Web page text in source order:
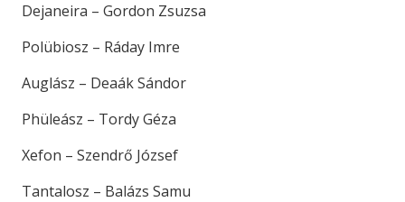
Dejaneira – Gordon Zsuzsa
Polübiosz – Ráday Imre
Auglász – Deaák Sándor
Phüleász – Tordy Géza
Xefon – Szendrő József
Tantalosz – Balázs Samu